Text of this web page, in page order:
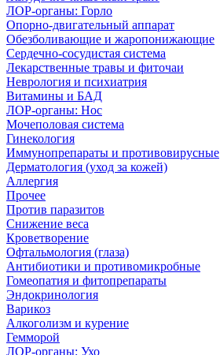
ЛОР-органы: Горло
Опорно-двигательный аппарат
Обезболивающие и жаропонижающие
Сердечно-сосудистая система
Лекарственные травы и фиточаи
Неврология и психиатрия
Витамины и БАД
ЛОР-органы: Нос
Мочеполовая система
Гинекология
Иммунопрепараты и противовирусные
Дерматология (уход за кожей)
Аллергия
Прочее
Против паразитов
Снижение веса
Кроветворение
Офтальмология (глаза)
Антибиотики и противомикробные
Гомеопатия и фитопрепараты
Эндокринология
Варикоз
Алкоголизм и курение
Гемморой
ЛОР-органы: Ухо